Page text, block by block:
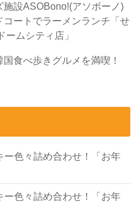
施設ASOBono!(アソボーノ)
コートでラーメンランチ「せ
ームシティ店」
食べ歩きグルメを満喫！
色々詰め合わせ！「お年
色々詰め合わせ！「お年